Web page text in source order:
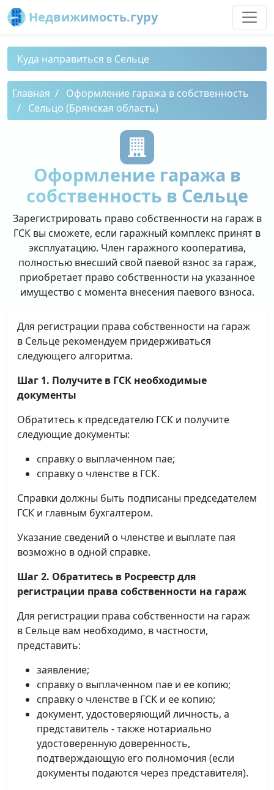
Недвижимость.гуру
Куда направиться в Сельце
Главная
Оформление гаража в собственность
Сельцо (Брянская область)
Оформление гаража в
собственность в Сельце
Зарегистрировать право собственности на гараж в
ГСК вы сможете, если гаражный комплекс принят в
эксплуатацию. Член гаражного кооператива,
полностью внесший свой паевой взнос за гараж,
приобретает право собственности на указанное
имущество с момента внесения паевого взноса.
Для регистрации права собственности на гараж
в Сельце рекомендуем придерживаться
следующего алгоритма.
Шаг 1. Получите в ГСК необходимые
документы
Обратитесь к председателю ГСК и получите
следующие документы:
справку о выплаченном пае;
справку о членстве в ГСК.
Справки должны быть подписаны председателем
ГСК и главным бухгалтером.
Указание сведений о членстве и выплате пая
возможно в одной справке.
Шаг 2. Обратитесь в Росреестр для
регистрации права собственности на гараж
Для регистрации права собственности на гараж
в Сельце вам необходимо, в частности,
представить:
заявление;
справку о выплаченном пае и ее копию;
справку о членстве в ГСК и ее копию;
документ, удостоверяющий личность, а
представитель - также нотариально
удостоверенную доверенность,
подтверждающую его полномочия (если
документы подаются через представителя).